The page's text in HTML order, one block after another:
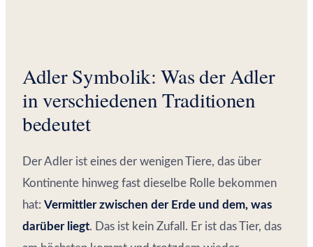
Adler Symbolik: Was der Adler
in verschiedenen Traditionen
bedeutet
Der Adler ist eines der wenigen Tiere, das über
Kontinente hinweg fast dieselbe Rolle bekommen
hat: Vermittler zwischen der Erde und dem, was
darüber liegt. Das ist kein Zufall. Er ist das Tier, das